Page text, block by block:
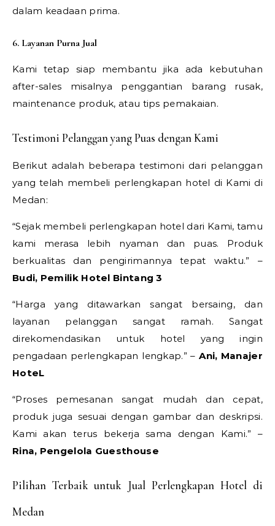
dalam keadaan prima.
6. Layanan Purna Jual
Kami tetap siap membantu jika ada kebutuhan
after-sales misalnya penggantian barang rusak,
maintenance produk, atau tips pemakaian.
Testimoni Pelanggan yang Puas dengan Kami
Berikut adalah beberapa testimoni dari pelanggan
yang telah membeli perlengkapan hotel di Kami di
Medan:
“Sejak membeli perlengkapan hotel dari Kami, tamu
kami merasa lebih nyaman dan puas. Produk
berkualitas dan pengirimannya tepat waktu.” –
Budi, Pemilik Hotel Bintang 3
“Harga yang ditawarkan sangat bersaing, dan
layanan pelanggan sangat ramah. Sangat
direkomendasikan untuk hotel yang ingin
pengadaan perlengkapan lengkap.” –Ani, Manajer
HoteL
“Proses pemesanan sangat mudah dan cepat,
produk juga sesuai dengan gambar dan deskripsi.
Kami akan terus bekerja sama dengan Kami.” –
Rina, Pengelola Guesthouse
Pilihan Terbaik untuk Jual Perlengkapan Hotel di
Medan